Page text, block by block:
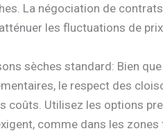
La négociation de
les fluctuations de
sèches standard: Bien
le respect des
coûts. Utilisez les options
comme dans les